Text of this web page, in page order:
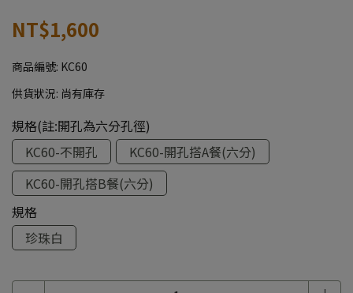
NT$1,600
商品編號: KC60
供貨狀況: 尚有庫存
規格(註:開孔為六分孔徑)
KC60-不開孔
KC60-開孔搭A餐(六分)
KC60-開孔搭B餐(六分)
規格
珍珠白